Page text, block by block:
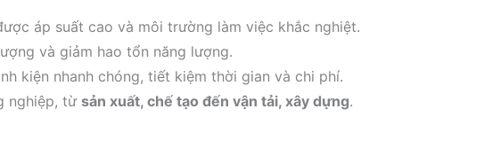
áp suất cao và môi trường làm việc khắc nghiệt.
và giảm hao tổn năng lượng.
kiện nhanh chóng, tiết kiệm thời gian và chi phí.
nghiệp, từ sản xuất, chế tạo đến vận tải, xây dựng.